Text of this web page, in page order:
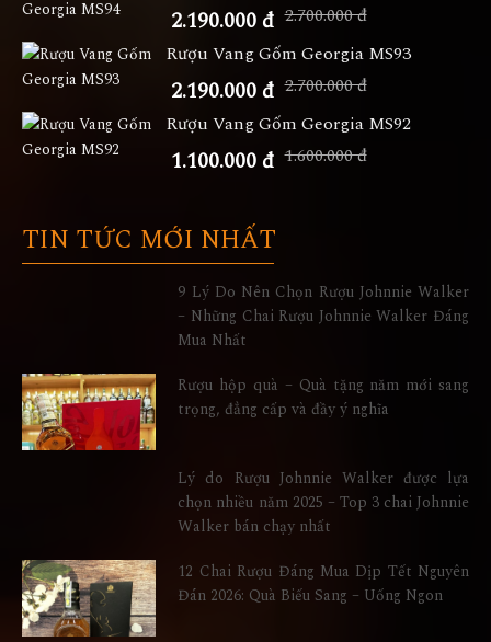
2.190.000 đ 2.700.000 đ
Rượu Vang Gốm Georgia MS93
2.190.000 đ 2.700.000 đ
Rượu Vang Gốm Georgia MS92
1.100.000 đ 1.600.000 đ
TIN TỨC MỚI NHẤT
9 Lý Do Nên Chọn Rượu Johnnie Walker
– Những Chai Rượu Johnnie Walker Đáng
Mua Nhất
Rượu hộp quà – Quà tặng năm mới sang
trọng, đẳng cấp và đầy ý nghĩa
Lý do Rượu Johnnie Walker được lựa
chọn nhiều năm 2025 – Top 3 chai Johnnie
Walker bán chạy nhất
12 Chai Rượu Đáng Mua Dịp Tết Nguyên
Đán 2026: Quà Biếu Sang – Uống Ngon